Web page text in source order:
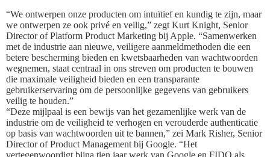
“We ontwerpen onze producten om intuïtief en kundig te zijn, maar
we ontwerpen ze ook privé en veilig,” zegt Kurt Knight, Senior
Director of Platform Product Marketing bij Apple. “Samenwerken
met de industrie aan nieuwe, veiligere aanmeldmethoden die een
betere bescherming bieden en kwetsbaarheden van wachtwoorden
wegnemen, staat centraal in ons streven om producten te bouwen
die maximale veiligheid bieden en een transparante
gebruikerservaring om de persoonlijke gegevens van gebruikers
veilig te houden.”
“Deze mijlpaal is een bewijs van het gezamenlijke werk van de
industrie om de veiligheid te verhogen en verouderde authenticatie
op basis van wachtwoorden uit te bannen,” zei Mark Risher, Senior
Director of Product Management bij Google. “Het